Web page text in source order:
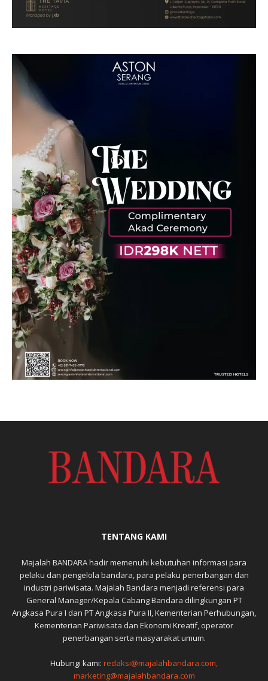
TENTANG KAMI
Majalah BANDARA hadir memenuhi kebutuhan informasi para
pelaku dan pengelola bandara, para pelaku penerbangan dan
industri pariwisata. Majalah Bandara menjadi referensi para
General Manager/Kepala Cabang Bandara dilingkungan PT
Angkasa Pura I dan PT Angkasa Pura II, Kementerian Perhubungan,
Kementerian Pariwisata dan Ekonomi Kreatif, operator
penerbangan serta masyarakat umum.
Hubungi kami: redaksi@majalahbandara.com,
marketing@majalahbandara.com